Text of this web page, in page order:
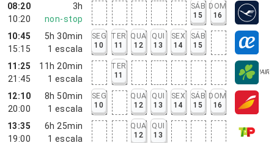
08:20
10:20
3h
non-stop
SÁB
15
DOM
16
10:45
15:15
5h 30min
1 escala
SEG
10
TER
11
QUA
12
QUI
13
SEX
14
SÁB
15
11:25
21:45
11h 20min
1 escala
TER
11
12:10
20:00
8h 50min
1 escala
SEG
10
QUA
12
QUI
13
SEX
14
SÁB
15
DOM
16
13:35
19:00
6h 25min
1 escala
QUA
12
QUI
13